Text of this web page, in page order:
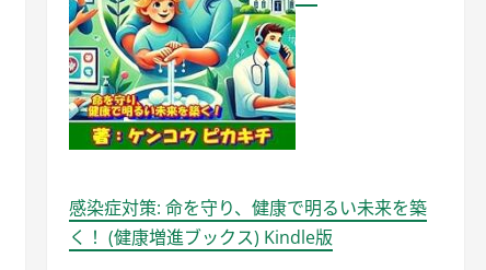
感染症対策: 命を守り、健康で明るい未来を築
く！ (健康増進ブックス) Kindle版